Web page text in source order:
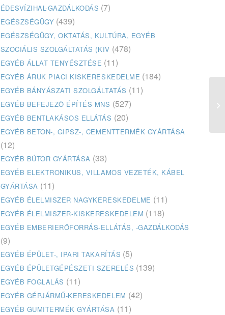
ÉDESVÍZIHAL-GAZDÁLKODÁS (7)
EGÉSZSÉGÜGY (439)
EGÉSZSÉGÜGY, OKTATÁS, KULTÚRA, EGYÉB
SZOCIÁLIS SZOLGÁLTATÁS (KIV (478)
EGYÉB ÁLLAT TENYÉSZTÉSE (11)
EGYÉB ÁRUK PIACI KISKERESKEDELME (184)
EGYÉB BÁNYÁSZATI SZOLGÁLTATÁS (11)
EGYÉB BEFEJEZŐ ÉPÍTÉS MNS (527)
EGYÉB BENTLAKÁSOS ELLÁTÁS (20)
EGYÉB BETON-, GIPSZ-, CEMENTTERMÉK GYÁRTÁSA
(12)
EGYÉB BÚTOR GYÁRTÁSA (33)
EGYÉB ELEKTRONIKUS, VILLAMOS VEZETÉK, KÁBEL
GYÁRTÁSA (11)
EGYÉB ÉLELMISZER NAGYKERESKEDELME (11)
EGYÉB ÉLELMISZER-KISKERESKEDELEM (118)
EGYÉB EMBERIERŐFORRÁS-ELLÁTÁS, -GAZDÁLKODÁS
(9)
EGYÉB ÉPÜLET-, IPARI TAKARÍTÁS (5)
EGYÉB ÉPÜLETGÉPÉSZETI SZERELÉS (139)
EGYÉB FOGLALÁS (11)
EGYÉB GÉPJÁRMŰ-KERESKEDELEM (42)
EGYÉB GUMITERMÉK GYÁRTÁSA (11)